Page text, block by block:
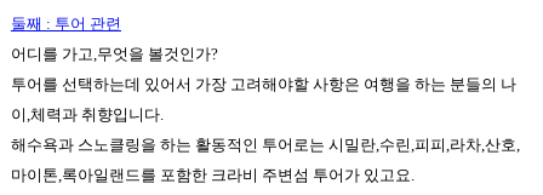
둘째 : 투어 관련
어디를 가고,무엇을 볼것인가?
투어를 선택하는데 있어서 가장 고려해야할 사항은 여행을 하는 분들의 나
이,체력과 취향입니다.
해수욕과 스노클링을 하는 활동적인 투어로는 시밀란,수린,피피,라차,산호,
마이톤,록아일랜드를 포함한 크라비 주변섬 투어가 있고요.